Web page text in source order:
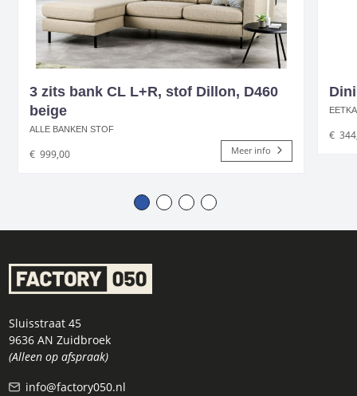
3 zits bank CL L+R, stof Dillon, D460
beige
ALLE BANKEN STOF
€ 999,00 Meer info
€
Sluisstraat 45
9636 AN Zuidbroek
(Alleen op afspraak)
info@factory050.nl